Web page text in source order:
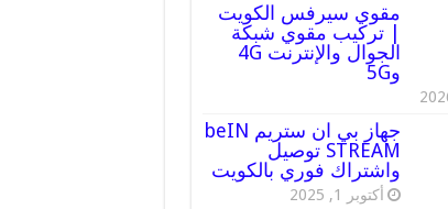
مقوي سيرفس الكويت
| تركيب مقوي شبكة
الجوال والإنترنت 4G
و5G
جهاز بي ان ستريم beIN
STREAM توصيل
واشتراك فوري بالكويت
أكتوبر 1, 2025